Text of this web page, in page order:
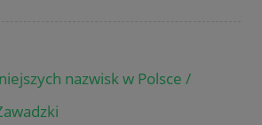
nazwisk w Polsce /